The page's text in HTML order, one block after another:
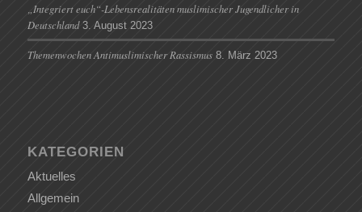
„Integriert euch“-Lebensrealitäten muslimischer Jugendlicher in
Deutschland 3. August 2023
Themenwochen Antimuslimischer Rassismus 8. März 2023
KATEGORIEN
Aktuelles
Allgemein